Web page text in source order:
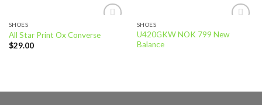
wishlist
SHOES
All Star Print Ox Converse
$29.00
wishlist
SHOES
U420GKW NOK 799 New
Balance